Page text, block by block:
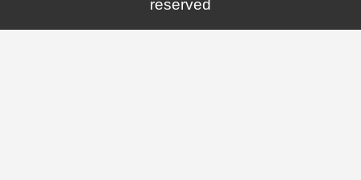
reserved